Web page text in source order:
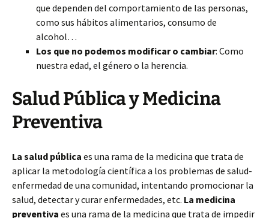
que dependen del comportamiento de las personas,
como sus hábitos alimentarios, consumo de
alcohol…
Los que no podemos modificar o cambiar: Como
nuestra edad, el género o la herencia.
Salud Pública y Medicina
Preventiva
La salud pública es una rama de la medicina que trata de
aplicar la metodología científica a los problemas de salud-
enfermedad de una comunidad, intentando promocionar la
salud, detectar y curar enfermedades, etc. La medicina
preventiva es una rama de la medicina que trata de impedir